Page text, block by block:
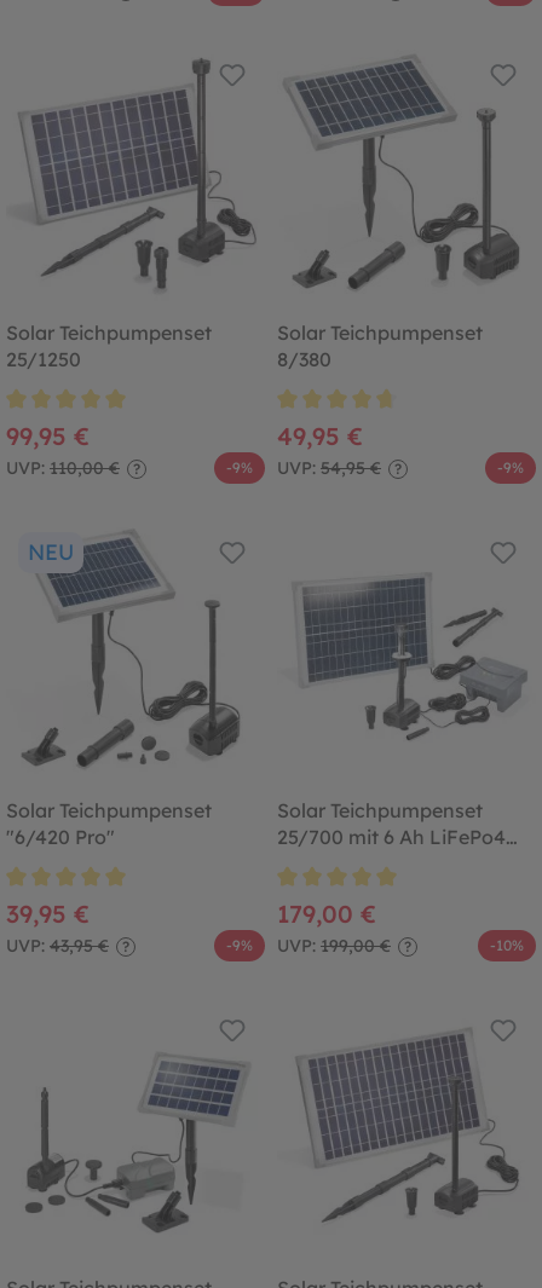
Solar Teichpumpenset
25/1250
99,95 €
UVP: 110,00 € ? -9%
Solar Teichpumpenset
8/380
49,95 €
UVP: 54,95 € ? -9%
NEU
Solar Teichpumpenset
"6/420 Pro"
39,95 €
UVP: 43,95 € ? -9%
Solar Teichpumpenset
25/700 mit 6 Ah LiFePo4
Akkuspeicher
179,00 €
UVP: 199,00 € ? -10%